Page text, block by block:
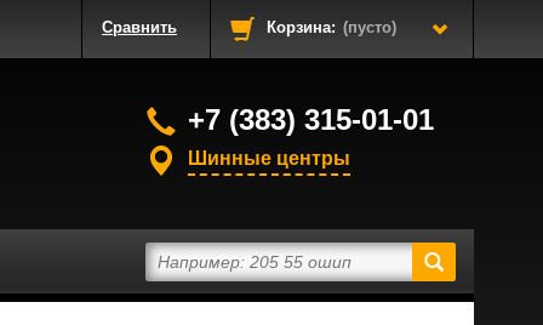
Сравнить Корзина: (пусто)
+7 (383) 315-01-01
Шинные центры